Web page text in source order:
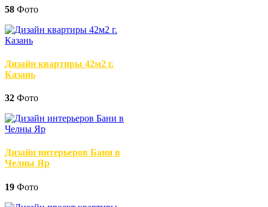
58 Фото
Дизайн квартиры 42м2 г.
Казань
32 Фото
Дизайн интерьеров Бани в
Челны Яр
19 Фото